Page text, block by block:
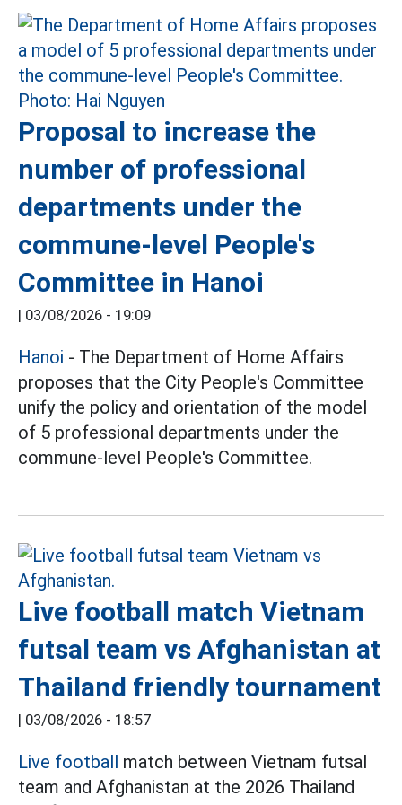
Proposal to increase the
number of professional
departments under the
commune-level People's
Committee in Hanoi
| 03/08/2026 - 19:09
Hanoi - The Department of Home Affairs
proposes that the City People's Committee
unify the policy and orientation of the model
of 5 professional departments under the
commune-level People's Committee.
Live football match Vietnam
futsal team vs Afghanistan at
Thailand friendly tournament
| 03/08/2026 - 18:57
Live football match between Vietnam futsal
team and Afghanistan at the 2026 Thailand